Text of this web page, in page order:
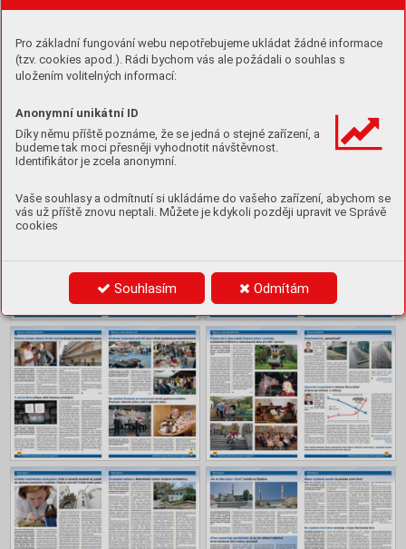
Pro základní fungování webu nepotřebujeme ukládat žádné informace
(tzv. cookies apod.). Rádi bychom vás ale požádali o souhlas s
uložením volitelných informací:
Anonymní unikátní ID
Díky němu příště poznáme, že se jedná o stejné zařízení, a
budeme tak moci přesněji vyhodnotit návštěvnost.
Identifikátor je zcela anonymní.
Vaše souhlasy a odmítnutí si ukládáme do vašeho zařízení, abychom se
vás už příště znovu neptali. Můžete je kdykoli později upravit ve Správě
cookies
Souhlasím Odmítám
Stáhnout PDF
Obsah